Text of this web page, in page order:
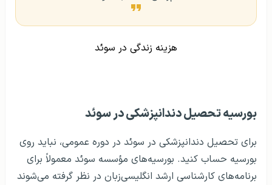
هزینه زندگی در سوئد
بورسیه تحصیل دندانپزشکی در سوئد
برای تحصیل دندانپزشکی در سوئد در دوره عمومی، نباید روی
بورسیه حساب کنید. بورسیه‌های مؤسسه سوئد معمولاً برای
برنامه‌های کارشناسی ارشد انگلیسی‌زبان در نظر گرفته می‌شوند